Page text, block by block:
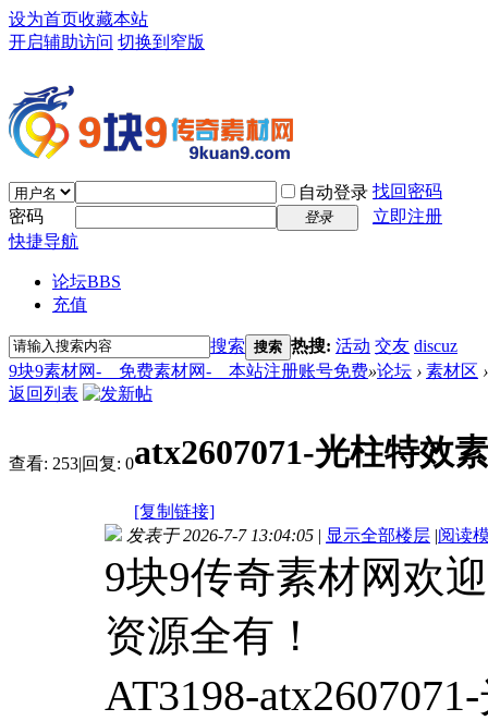
设为首页收藏本站
开启辅助访问 切换到窄版
自动登录 找回密码
密码
登录
立即注册
快捷导航
论坛BBS
充值
搜索 搜索 热搜: 活动 交友 discuz
9块9素材网-＿免费素材网-＿本站注册账号免费»论坛 › 素材区 ›
返回列表
查看: 253|回复: 0atx2607071-光柱特效
[复制链接]
发表于 2026-7-7 13:04:05 | 显示全部楼层 |阅读
9块9传奇素材网欢
资源全有！
AT3198-